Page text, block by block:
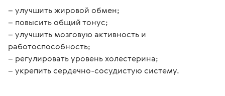
– улучшить жировой обмен;
– повысить общий тонус;
– улучшить мозговую активность и
работоспособность;
– регулировать уровень холестерина;
– укрепить сердечно-сосудистую систему.